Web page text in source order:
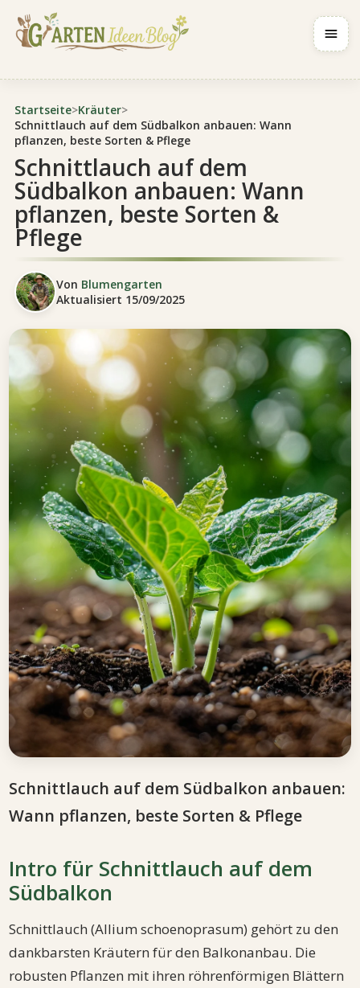
Startseite>Kräuter>
Schnittlauch auf dem Südbalkon anbauen: Wann
pflanzen, beste Sorten & Pflege
Schnittlauch auf dem
Südbalkon anbauen: Wann
pflanzen, beste Sorten &
Pflege
Von Blumengarten
Aktualisiert 15/09/2025
Schnittlauch auf dem Südbalkon anbauen:
Wann pflanzen, beste Sorten & Pflege
Intro für Schnittlauch auf dem
Südbalkon
Schnittlauch (Allium schoenoprasum) gehört zu den
dankbarsten Kräutern für den Balkonanbau. Die
robusten Pflanzen mit ihren röhrenförmigen Blättern